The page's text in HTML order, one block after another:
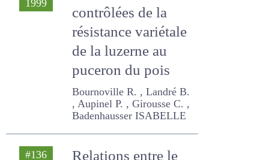
#158
Test en conditions
contrôlées de la
résistance
variétale de la
luzerne au puceron
du pois
Badenhausser ISABELLE